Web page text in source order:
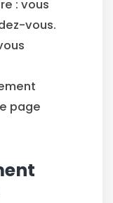
: vous
vous.
page